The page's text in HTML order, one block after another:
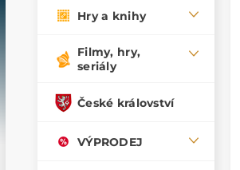
Hry a knihy
Filmy, hry,
seriály
České království
VÝPRODEJ